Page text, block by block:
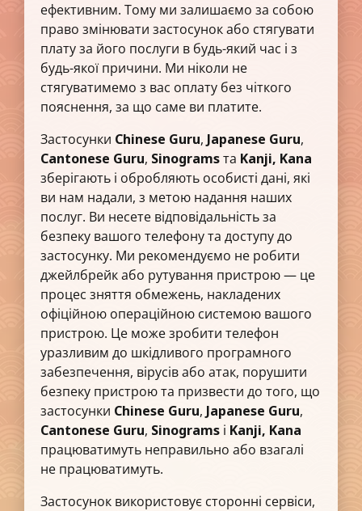
ефективним. Тому ми залишаємо за собою
право змінювати застосунок або стягувати
плату за його послуги в будь-який час і з
будь-якої причини. Ми ніколи не
стягуватимемо з вас оплату без чіткого
пояснення, за що саме ви платите.
Застосунки Chinese Guru, Japanese Guru,
Cantonese Guru, Sinogramsта Kanji, Kana
зберігають і обробляють особисті дані, які
ви нам надали, з метою надання наших
послуг. Ви несете відповідальність за
безпеку вашого телефону та доступу до
застосунку. Ми рекомендуємо не робити
джейлбрейк або рутування пристрою — це
процес зняття обмежень, накладених
офіційною операційною системою вашого
пристрою. Це може зробити телефон
уразливим до шкідливого програмного
забезпечення, вірусів або атак, порушити
безпеку пристрою та призвести до того, що
застосунки Chinese Guru, Japanese Guru,
Cantonese Guru, Sinograms і Kanji, Kana
працюватимуть неправильно або взагалі
не працюватимуть.
Застосунок використовує сторонні сервіси,